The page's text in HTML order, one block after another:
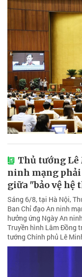
Thủ tướng Lê
ninh mạng phải
giữa "bảo vệ hệ
Sáng 6/8, tại Hà Nội,
Ban Chỉ đạo An ninh
hưởng ứng Ngày An
Truyền hình Lâm Đồng
tướng Chính phủ Lê